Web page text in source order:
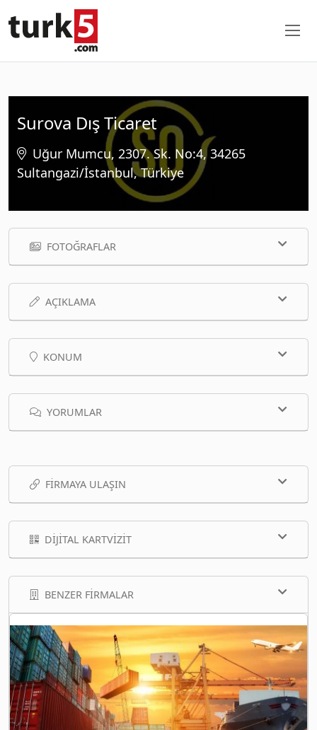
Surova Dış Ticaret
Uğur Mumcu, 2307. Sk. No:4, 34265
Sultangazi/İstanbul, Türkiye
FOTOĞRAFLAR
AÇIKLAMA
KONUM
YORUMLAR
FIRMAYA ULAŞIN
DIJITAL KARTVIZIT
BENZER FIRMALAR